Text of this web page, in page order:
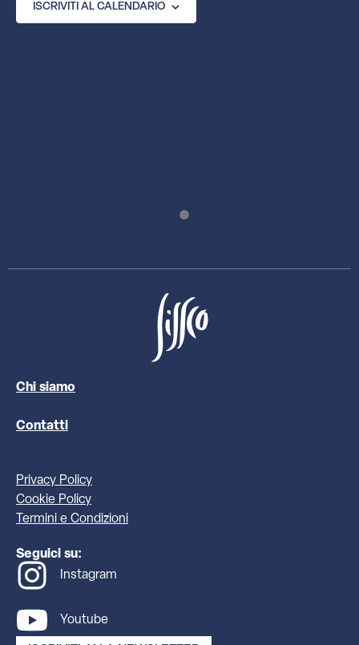
ISCRIVITI AL CALENDARIO
Chi siamo
Contatti
Privacy Policy
Cookie Policy
Termini e Condizioni
Seguici su:
Instagram
Youtube